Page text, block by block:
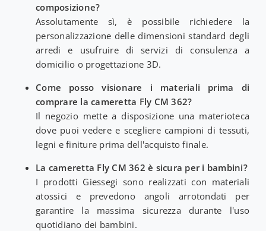
composizione?
Assolutamente sì, è possibile richiedere la
personalizzazione delle dimensioni standard degli
arredi e usufruire di servizi di consulenza a
domicilio o progettazione 3D.
Come posso visionare i materiali prima di
comprare la cameretta Fly CM 362?
Il negozio mette a disposizione una materioteca
dove puoi vedere e scegliere campioni di tessuti,
legni e finiture prima dell'acquisto finale.
La cameretta Fly CM 362 è sicura per i bambini?
I prodotti Giessegi sono realizzati con materiali
atossici e prevedono angoli arrotondati per
garantire la massima sicurezza durante l'uso
quotidiano dei bambini.